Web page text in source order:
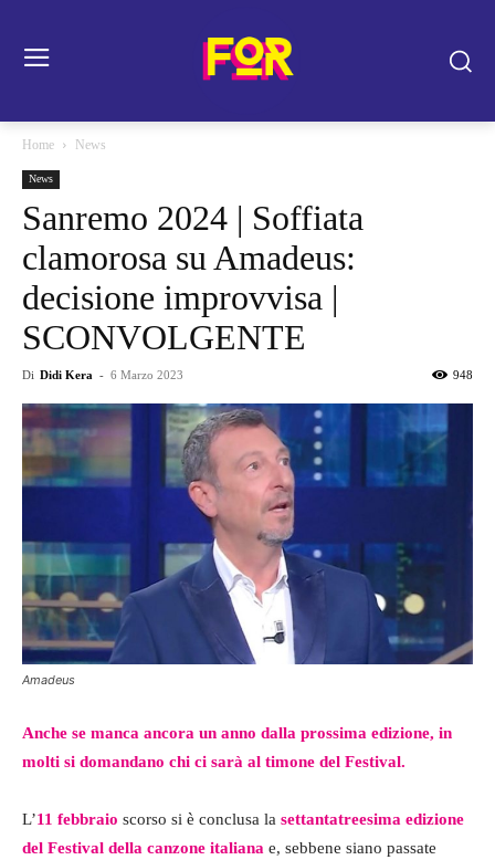
Home News
News
Sanremo 2024 | Soffiata
clamorosa su Amadeus:
decisione improvvisa |
SCONVOLGENTE
Di Didi Kera - 6 Marzo 2023 948
Amadeus
Anche se manca ancora un anno dalla prossima edizione, in
molti si domandano chi ci sarà al timone del Festival.
L’11 febbraio scorso si è conclusa la settantatreesima edizione
del Festival della canzone italiana e, sebbene siano passate